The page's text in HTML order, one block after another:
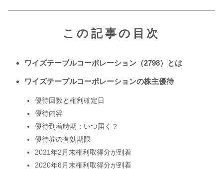
この記事の目次
ワイズテーブルコーポレーション（2798）とは
ワイズテーブルコーポレーションの株主優待
優待回数と権利確定日
優待内容
優待到着時期：いつ届く？
優待券の有効期限
2021年2月末権利取得分が到着
2020年8月末権利取得分が到着